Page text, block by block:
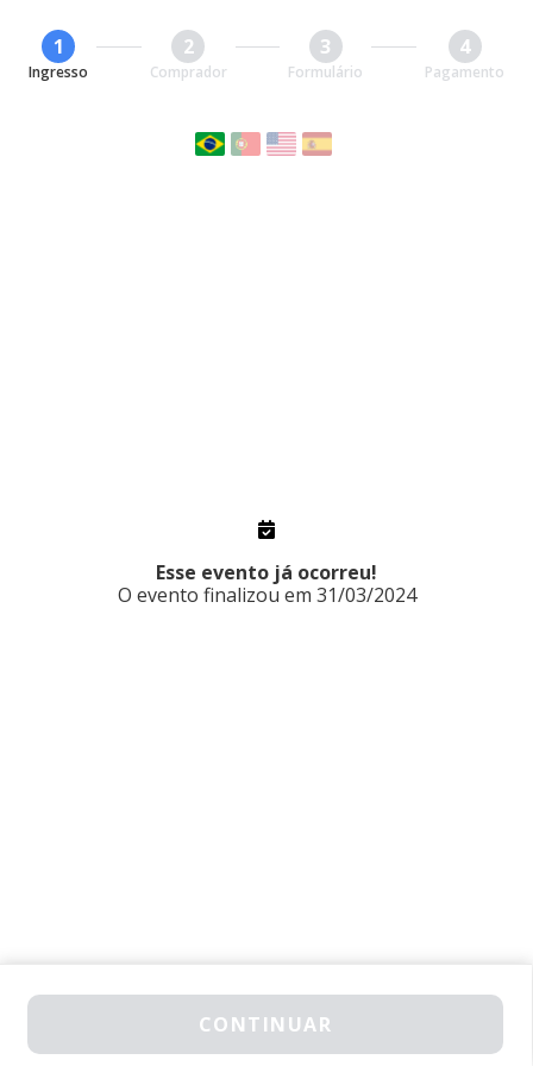
1
Ingresso
2
Comprador
3
Formulário
4
Pagamento
Esse evento já ocorreu!
O evento finalizou em 31/03/2024
CONTINUAR